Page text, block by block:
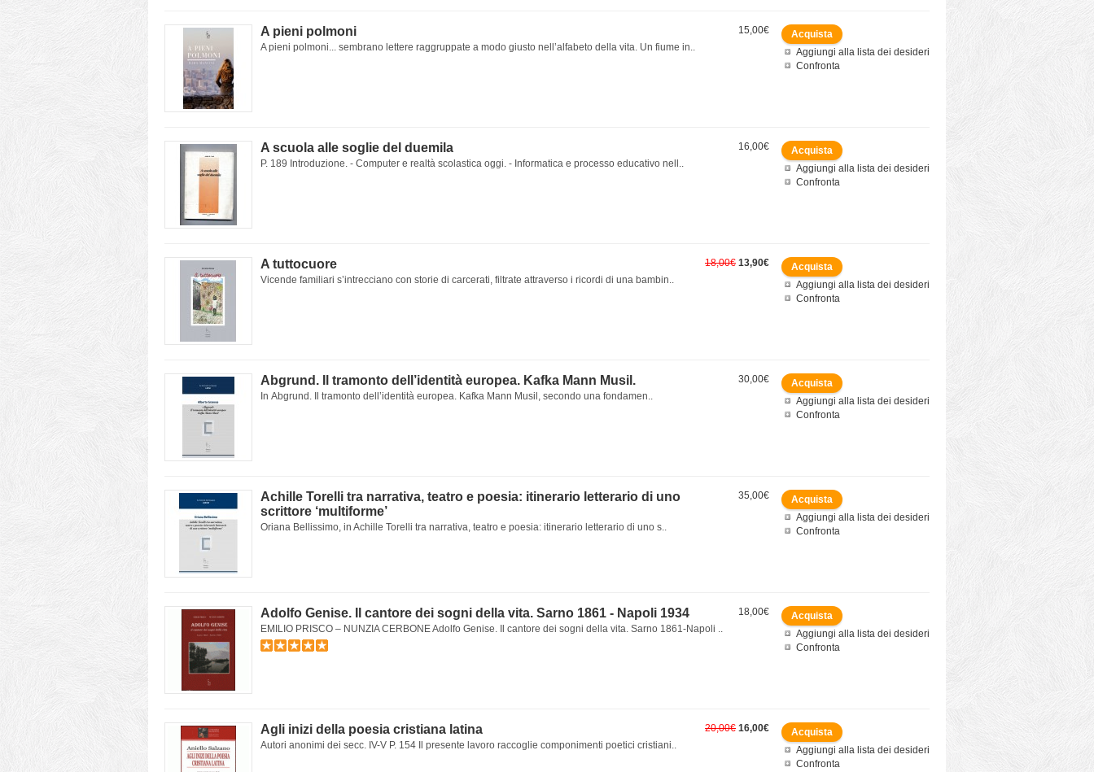
Aggiungi alla lista dei desideri
Confronta
15,00€
A pieni polmoni
A pieni polmoni... sembrano lettere raggruppate a modo giusto nell’alfabeto della vita. Un fiume in..
Aggiungi alla lista dei desideri
Confronta
16,00€
A scuola alle soglie del duemila
P. 189 Introduzione. - Computer e realtà scolastica oggi. - Informatica e processo educativo nell..
Aggiungi alla lista dei desideri
Confronta
18,00€ 13,90€
A tuttocuore
Vicende familiari s’intrecciano con storie di carcerati, filtrate attraverso i ricordi di una bambin..
Aggiungi alla lista dei desideri
Confronta
30,00€
Abgrund. Il tramonto dell’identità europea. Kafka Mann Musil.
In Abgrund. Il tramonto dell’identità europea. Kafka Mann Musil, secondo una fondamen..
Aggiungi alla lista dei desideri
Confronta
35,00€
Achille Torelli tra narrativa, teatro e poesia: itinerario letterario di uno
scrittore ‘multiforme’
Oriana Bellissimo, in Achille Torelli tra narrativa, teatro e poesia: itinerario letterario di uno s..
Aggiungi alla lista dei desideri
Confronta
18,00€
Adolfo Genise. Il cantore dei sogni della vita. Sarno 1861 - Napoli 1934
EMILIO PRISCO – NUNZIA CERBONE Adolfo Genise. Il cantore dei sogni della vita. Sarno 1861-Napoli ..
Aggiungi alla lista dei desideri
Confronta
20,00€ 16,00€
Agli inizi della poesia cristiana latina
Autori anonimi dei secc. IV-V P. 154 Il presente lavoro raccoglie componimenti poetici cristiani..